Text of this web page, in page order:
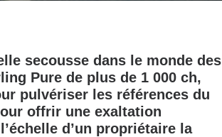
secousse dans le monde des
Pure de plus de 1 000 ch,
pulvériser les références du
offrir une exaltation
d’un propriétaire la